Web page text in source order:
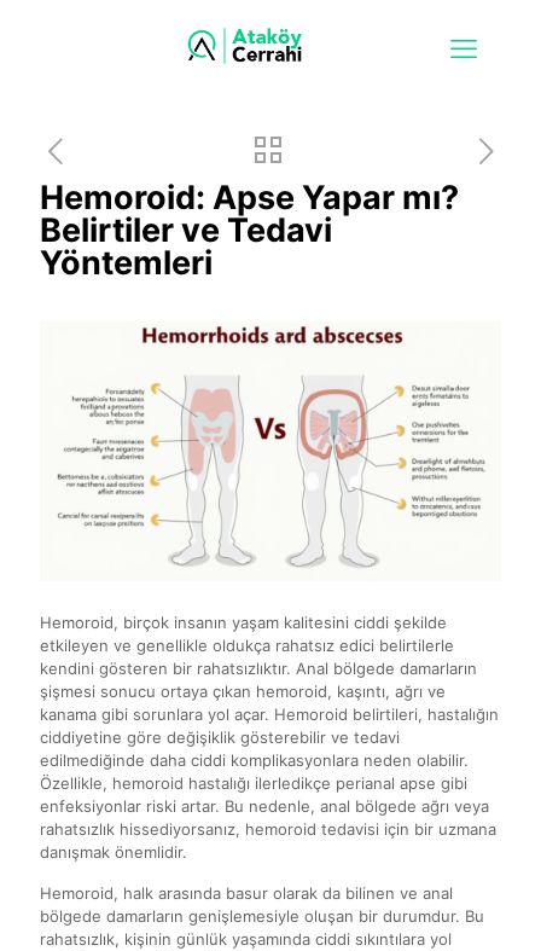
Hemoroid: Apse Yapar mı?
Belirtiler ve Tedavi
Yöntemleri
Hemoroid, birçok insanın yaşam kalitesini ciddi şekilde
etkileyen ve genellikle oldukça rahatsız edici belirtilerle
kendini gösteren bir rahatsızlıktır. Anal bölgede damarların
şişmesi sonucu ortaya çıkan hemoroid, kaşıntı, ağrı ve
kanama gibi sorunlara yol açar. Hemoroid belirtileri, hastalığın
ciddiyetine göre değişiklik gösterebilir ve tedavi
edilmediğinde daha ciddi komplikasyonlara neden olabilir.
Özellikle, hemoroid hastalığı ilerledikçe perianal apse gibi
enfeksiyonlar riski artar. Bu nedenle, anal bölgede ağrı veya
rahatsızlık hissediyorsanız, hemoroid tedavisi için bir uzmana
danışmak önemlidir.
Hemoroid, halk arasında basur olarak da bilinen ve anal
bölgede damarların genişlemesiyle oluşan bir durumdur. Bu
rahatsızlık, kişinin günlük yaşamında ciddi sıkıntılara yol